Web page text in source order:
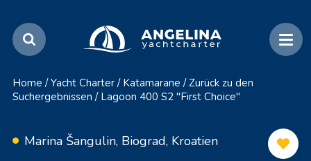
Home / Yacht Charter / Katamarane / Zurück zu den
Suchergebnissen / Lagoon 400 S2 "First Choice"
Marina Šangulin, Biograd, Kroatien